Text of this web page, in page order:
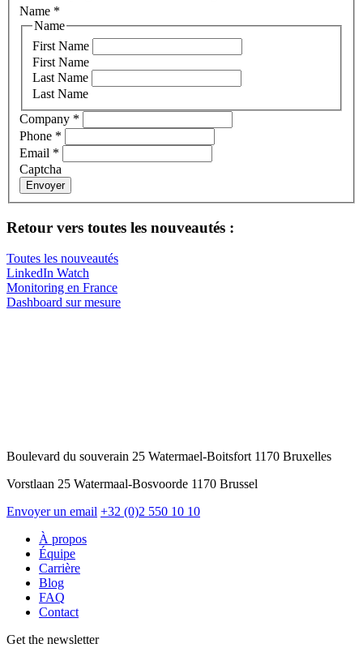
Name *
Name
First Name
First Name
Last Name
Last Name
Company *
Phone *
Email *
Captcha
Envoyer
Retour vers toutes les nouveautés :
Toutes les nouveautés
LinkedIn Watch
Monitoring en France
Dashboard sur mesure
Boulevard du souverain 25 Watermael-Boitsfort 1170 Bruxelles
Vorstlaan 25 Watermaal-Bosvoorde 1170 Brussel
Envoyer un email +32 (0)2 550 10 10
À propos
Équipe
Carrière
Blog
FAQ
Contact
Get the newsletter